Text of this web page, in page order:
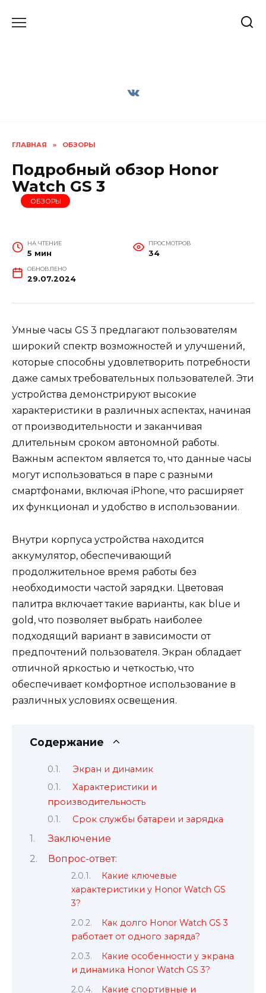
ГЛАВНАЯ » ОБЗОРЫ
Подробный обзор Honor
Watch GS 3
ОБЗОРЫ
НА ЧТЕНИЕ
5 мин
ПРОСМОТРОВ
34
ОБНОВЛЕНО
29.07.2024
Умные часы GS 3 предлагают пользователям
широкий спектр возможностей и улучшений,
которые способны удовлетворить потребности
даже самых требовательных пользователей. Эти
устройства демонстрируют высокие
характеристики в различных аспектах, начиная
от производительности и заканчивая
длительным сроком автономной работы.
Важным аспектом является то, что данные часы
могут использоваться в паре с разными
смартфонами, включая iPhone, что расширяет
их функционал и удобство в использовании.
Внутри корпуса устройства находится
аккумулятор, обеспечивающий
продолжительное время работы без
необходимости частой зарядки. Цветовая
палитра включает такие варианты, как blue и
gold, что позволяет выбрать наиболее
подходящий вариант в зависимости от
предпочтений пользователя. Экран обладает
отличной яркостью и четкостью, что
обеспечивает комфортное использование в
различных условиях освещения.
Содержание
Экран и динамик
Характеристики и
производительность
Срок службы батареи и зарядка
Заключение
Вопрос-ответ:
Какие ключевые
характеристики у Honor Watch GS
3?
Как долго Honor Watch GS 3
работает от одного заряда?
Какие особенности у экрана
и динамика Honor Watch GS 3?
Какие спортивные и